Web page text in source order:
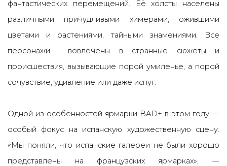
фантастических перемещений. Её холсты населены
различными причудливыми химерами, ожившими
цветами и растениями, тайными знамениями. Все
персонажи вовлечены в странные сюжеты и
происшествия, вызывающие порой умиленье, а порой
сочувствие, удивление или даже испуг.
Одной из особенностей ярмарки BAD+ в этом году —
особый фокус на испанскую художественную сцену.
«Мы поняли, что испанские галереи не были хорошо
представлены на французских ярмарках», —